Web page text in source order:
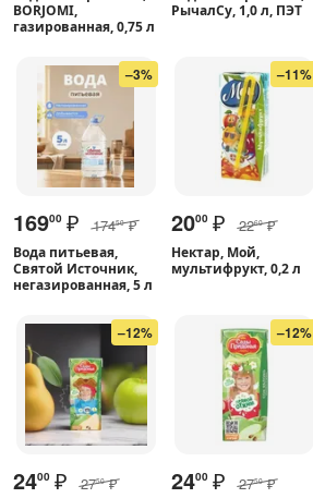
BORJOMI,
газированная, 0,75 л
РычалСу, 1,0 л, ПЭТ
–3%
16900 ₽ 17450 ₽
Вода питьевая,
Святой Источник,
негазированная, 5 л
–11%
2000 ₽ 2260 ₽
Нектар, Мой,
мультифрукт, 0,2 л
–12%
2400 ₽ 2750 ₽
–12%
2400 ₽ 2750 ₽